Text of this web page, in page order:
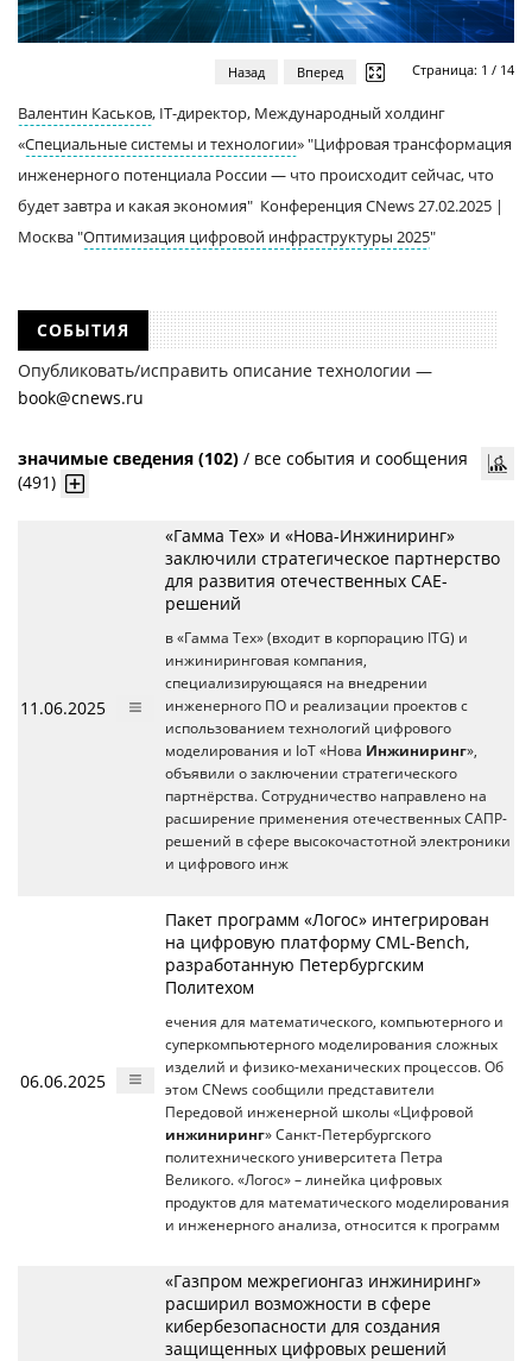
Назад Вперед Страница: 1 / 14
Валентин Каськов, IT-директор, Международный холдинг
«Специальные системы и технологии» "Цифровая трансформация
инженерного потенциала России — что происходит сейчас, что
будет завтра и какая экономия" Конференция CNews 27.02.2025 |
Москва "Оптимизация цифровой инфраструктуры 2025"
СОБЫТИЯ
Опубликовать/исправить описание технологии —
book@cnews.ru
значимые сведения (102) / все события и сообщения
(491)
11.06.2025
«Гамма Тех» и «Нова-Инжиниринг»
заключили стратегическое партнерство
для развития отечественных CAE-
решений
в «Гамма Тех» (входит в корпорацию ITG) и
инжиниринговая компания,
специализирующаяся на внедрении
инженерного ПО и реализации проектов с
использованием технологий цифрового
моделирования и IoT «Нова Инжиниринг»,
объявили о заключении стратегического
партнёрства. Сотрудничество направлено на
расширение применения отечественных САПР-
решений в сфере высокочастотной электроники
и цифрового инж
06.06.2025
Пакет программ «Логос» интегрирован
на цифровую платформу CML-Bench,
разработанную Петербургским
Политехом
ечения для математического, компьютерного и
суперкомпьютерного моделирования сложных
изделий и физико-механических процессов. Об
этом CNews сообщили представители
Передовой инженерной школы «Цифровой
инжиниринг» Санкт-Петербургского
политехнического университета Петра
Великого. «Логос» – линейка цифровых
продуктов для математического моделирования
и инженерного анализа, относится к программ
«Газпром межрегионгаз инжиниринг»
расширил возможности в сфере
кибербезопасности для создания
защищенных цифровых решений